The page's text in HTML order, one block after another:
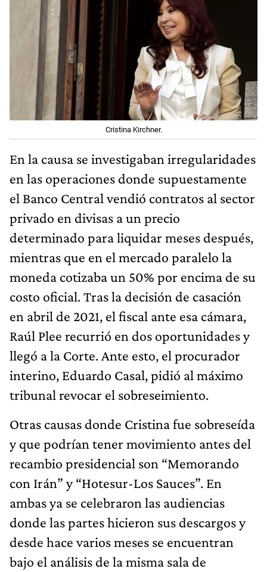
Cristina Kirchner.
En la causa se investigaban irregularidades
en las operaciones donde supuestamente
el Banco Central vendió contratos al sector
privado en divisas a un precio
determinado para liquidar meses después,
mientras que en el mercado paralelo la
moneda cotizaba un 50% por encima de su
costo oficial. Tras la decisión de casación
en abril de 2021, el fiscal ante esa cámara,
Raúl Plee recurrió en dos oportunidades y
llegó a la Corte. Ante esto, el procurador
interino, Eduardo Casal, pidió al máximo
tribunal revocar el sobreseimiento.
Otras causas donde Cristina fue sobreseída
y que podrían tener movimiento antes del
recambio presidencial son “Memorando
con Irán” y “Hotesur-Los Sauces”. En
ambas ya se celebraron las audiencias
donde las partes hicieron sus descargos y
desde hace varios meses se encuentran
bajo el análisis de la misma sala de